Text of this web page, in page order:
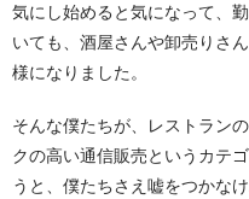
気にし始めると気になって、
いても、酒屋さんや卸売りさ
様になりました。
そんな僕たちが、レストラン
クの高い通信販売というカテ
うと、僕たちさえ嘘をつかな